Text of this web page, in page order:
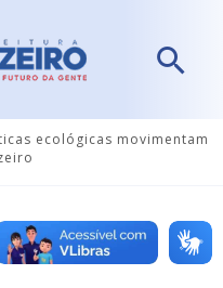
ecológicas movimentam
- SEDUC